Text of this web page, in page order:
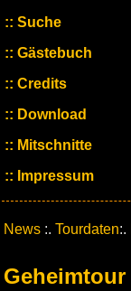
Suche
Gästebuch
Credits
Download
Mitschnitte
Impressum
News :. Tourdaten:.
Geheimtour